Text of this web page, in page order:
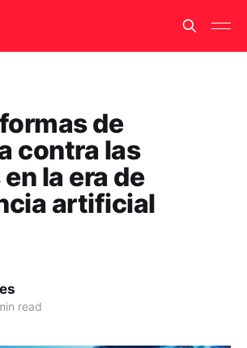
de
contra las
la era de
artificial
read